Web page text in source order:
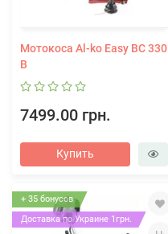
Мотокоса Al-ko Easy BC 330
B
7499.00 грн.
Купить
+ 35 бонусов
Доставка по Украине 1грн.